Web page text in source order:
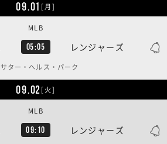
09.01 [月]
05:05 レンジャーズ
MLB
サター・ヘルス・パーク
09.02[火]
09:10 レンジャーズ
MLB